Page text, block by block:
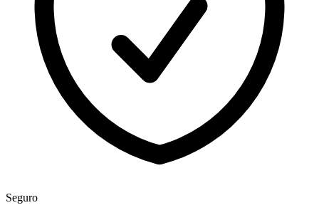
Seguro